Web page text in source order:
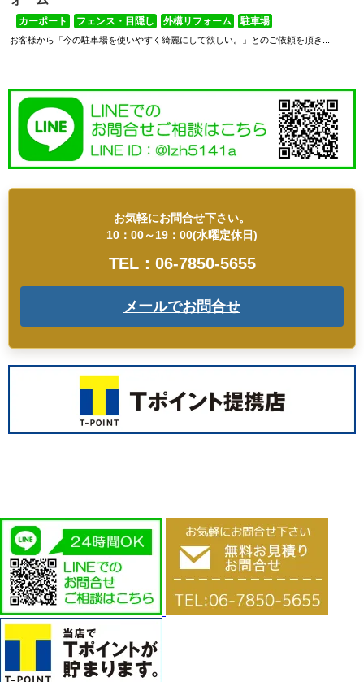
カーポート フェンス・目隠し 外構リフォーム 駐車場
お客様から「今の駐車場を使いやすく綺麗にして欲しい。」とのご依頼を頂き...
お気軽にお問合せ下さい。
10：00～19：00(水曜定休日)
TEL：06-7850-5655
メールでお問合せ